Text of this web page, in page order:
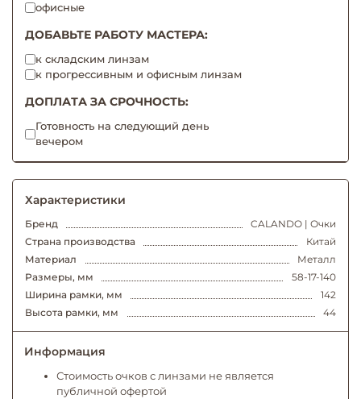
офисные
ДОБАВЬТЕ РАБОТУ МАСТЕРА:
к складским линзам
к прогрессивным и офисным линзам
ДОПЛАТА ЗА СРОЧНОСТЬ:
Готовность на следующий день
вечером
Характеристики
Бренд
CALANDO | Очки
Страна производства
Китай
Материал
Металл
Размеры, мм
58-17-140
Ширина рамки, мм
142
Высота рамки, мм
44
Информация
Стоимость очков с линзами не является
публичной офертой